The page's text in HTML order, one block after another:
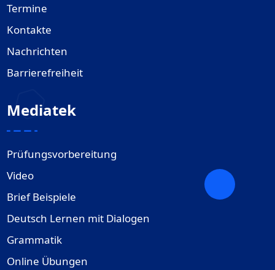
Termine
Kontakte
Nachrichten
Barrierefreiheit
Mediatek
Prüfungsvorbereitung
Video
Brief Beispiele
Deutsch Lernen mit Dialogen
Grammatik
Online Übungen